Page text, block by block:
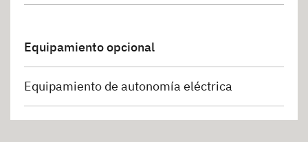
Equipamiento opcional
Equipamiento de autonomía eléctrica